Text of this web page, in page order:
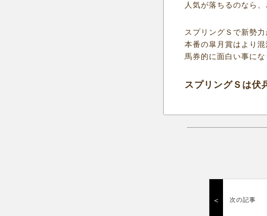
人気が落ちるのなら、
スプリングＳで新勢力
本番の皐月賞はより混
馬券的に面白い事にな
スプリングＳは伏
＜ 次の記事